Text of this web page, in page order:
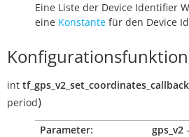
Eine Liste der Device Identifier
eine Konstante für den Device
int
period)
Parameter: gps_v2